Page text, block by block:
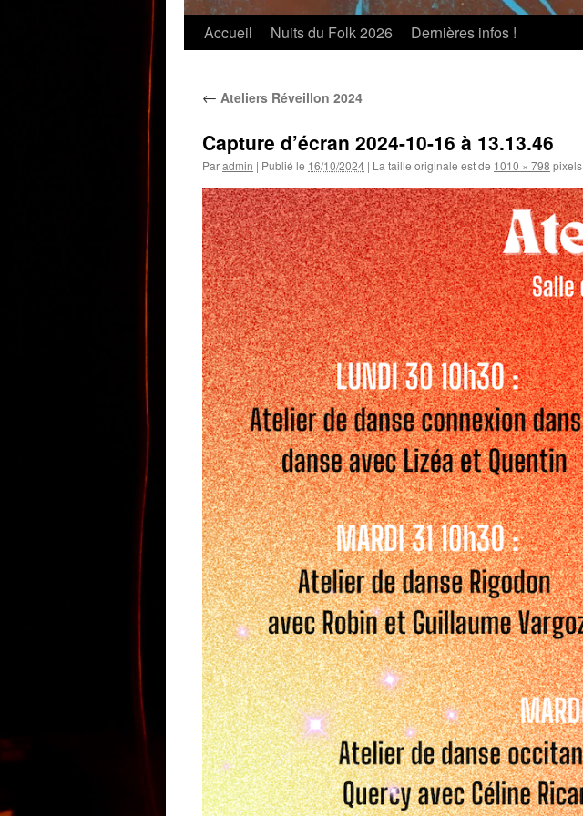
Accueil Nuits du Folk 2026 Dernières infos !
← Ateliers Réveillon 2024
Capture d’écran 2024-10-16 à 13.13.46
Paradmin | Publié le 16/10/2024 | La taille originale est de 1010 × 798 pixels